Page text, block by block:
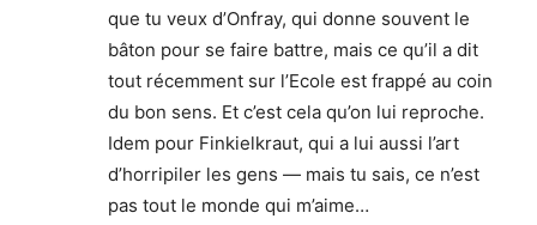
que tu veux d’Onfray, qui donne souvent le
bâton pour se faire battre, mais ce qu’il a dit
tout récemment sur l’Ecole est frappé au coin
du bon sens. Et c’est cela qu’on lui reproche.
Idem pour Finkielkraut, qui a lui aussi l’art
d’horripiler les gens — mais tu sais, ce n’est
pas tout le monde qui m’aime…